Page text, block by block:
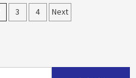
3 4 Next